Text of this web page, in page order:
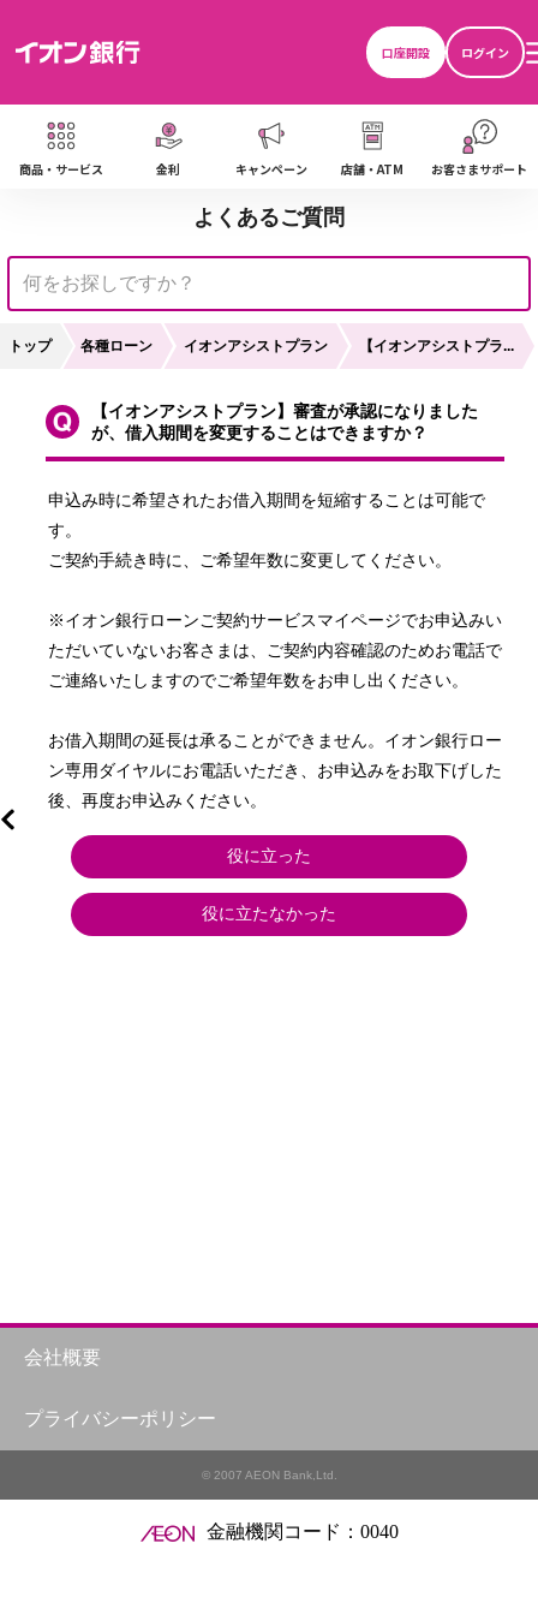
口座開設
ログイン
商品・サービス 金利 キャンペーン 店舗・ATM お客さまサポート
よくあるご質問
トップ 各種ローン イオンアシストプラン 【イオンアシストプラ...
【イオンアシストプラン】審査が承認になりました
が、借入期間を変更することはできますか？
申込み時に希望されたお借入期間を短縮することは可能で
す。
ご契約手続き時に、ご希望年数に変更してください。
※イオン銀行ローンご契約サービスマイページでお申込みい
ただいていないお客さまは、ご契約内容確認のためお電話で
ご連絡いたしますのでご希望年数をお申し出ください。
お借入期間の延長は承ることができません。イオン銀行ロー
ン専用ダイヤルにお電話いただき、お申込みをお取下げした
後、再度お申込みください。
役に立った
役に立たなかった
会社概要
プライバシーポリシー
© 2007 AEON Bank,Ltd.
金融機関コード：0040